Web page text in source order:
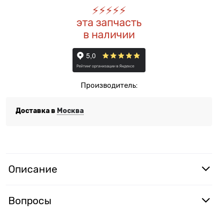
⚡️⚡️⚡️⚡️⚡️
эта запчасть
в наличии
Производитель:
Доставка в Москва
Описание
Вопросы